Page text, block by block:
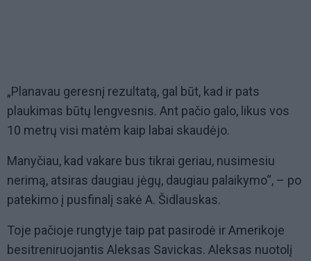
„Planavau geresnį rezultatą, gal būt, kad ir pats
plaukimas būtų lengvesnis. Ant pačio galo, likus vos
10 metrų visi matėm kaip labai skaudėjo.
Manyčiau, kad vakare bus tikrai geriau, nusimesiu
nerimą, atsiras daugiau jėgų, daugiau palaikymo“, – po
patekimo į pusfinalį sakė A. Šidlauskas.
Toje pačioje rungtyje taip pat pasirodė ir Amerikoje
besitreniruojantis Aleksas Savickas. Aleksas nuotolį